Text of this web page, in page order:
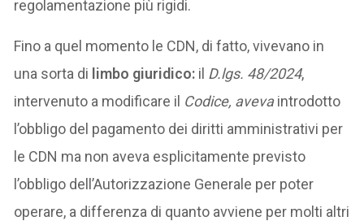
regolamentazione più rigidi.
Fino a quel momento le CDN, di fatto, vivevano in
una sorta di limbo giuridico: il D.lgs. 48/2024,
intervenuto a modificare il Codice, avevaintrodotto
l’obbligo del pagamento dei diritti amministrativi per
le CDN ma non aveva esplicitamente previsto
l’obbligo dell’Autorizzazione Generale per poter
operare, a differenza di quanto avviene per molti altri